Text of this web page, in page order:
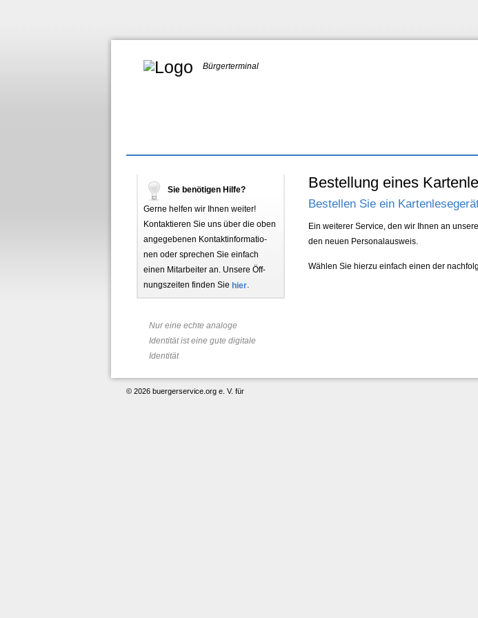
Bürgerterminal
Sie benötigen Hilfe?
Gerne helfen wir Ihnen weiter!
Kontaktieren Sie uns über die oben
angegebenen Kon­takt­in­for­ma­tio­
nen oder sprechen Sie einfach
einen Mitarbeiter an. Unsere Öff­
nungs­zei­ten finden Siehier.
Nur eine echte analoge
Identität ist eine gute digitale
Identität
Bestellung eines
Bestellen Sie ein
Ein weiterer Service, den wir Ihnen an
den neuen Personalausweis.
Wählen Sie hierzu einfach einen der
© 2026 buergerservice.org e. V. für